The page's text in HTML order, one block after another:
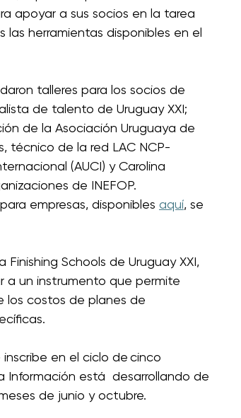
apoyar a sus socios en la tarea
herramientas disponibles en el
talleres para los socios de
de talento de Uruguay XXI;
de la Asociación Uruguaya de
técnico de la red LAC NCP-
(AUCI) y Carolina
de INEFOP.
empresas, disponibles aquí, se
Schools de Uruguay XXI,
a un instrumento que permite
los costos de planes de
en el ciclo de cinco
está  desarrollando de
de junio y octubre.